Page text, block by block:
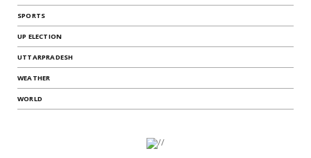
SPORTS
UP ELECTION
UTTARPRADESH
WEATHER
WORLD